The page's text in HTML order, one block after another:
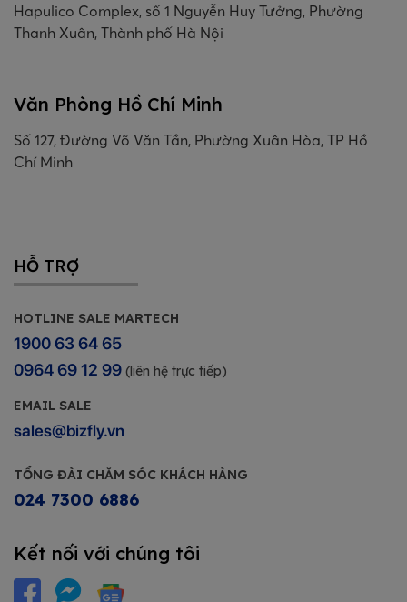
Hapulico Complex, số 1 Nguyễn Huy Tưởng, Phường
Thanh Xuân, Thành phố Hà Nội
Văn Phòng Hồ Chí Minh
Số 127, Đường Võ Văn Tần, Phường Xuân Hòa, TP Hồ
Chí Minh
HỖ TRỢ
HOTLINE SALE MARTECH
1900 63 64 65
0964 69 12 99 (liên hệ trực tiếp)
EMAIL SALE
sales@bizfly.vn
TỔNG ĐÀI CHĂM SÓC KHÁCH HÀNG
024 7300 6886
Kết nối với chúng tôi